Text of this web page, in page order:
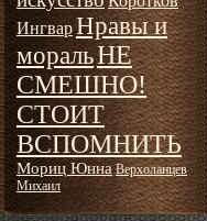
ИнгварНравы и
моральНЕ
СМЕШНО!
СТОИТ
ВСПОМНИТЬ
Мориц Юнна Верхоланцев
Михаил